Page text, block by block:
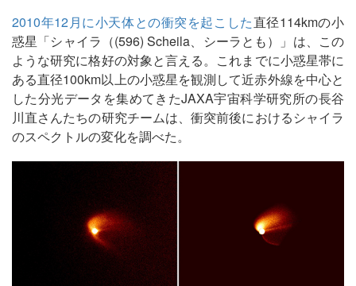
2010年12月に小天体との衝突を起こした直径114kmの小
惑星「シャイラ（(596) Scheila、シーラとも）」は、この
ような研究に格好の対象と言える。これまでに小惑星帯に
ある直径100km以上の小惑星を観測して近赤外線を中心と
した分光データを集めてきたJAXA宇宙科学研究所の長谷
川直さんたちの研究チームは、衝突前後におけるシャイラ
のスペクトルの変化を調べた。